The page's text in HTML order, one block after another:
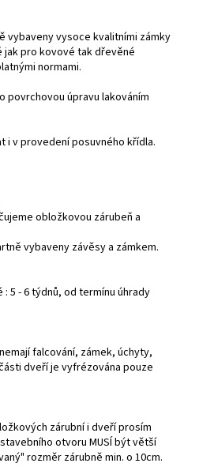
vybaveny vysoce kvalitními zámky
jak pro kovové tak dřevěné
normami.
povrchovou úpravu lakováním
i v provedení posuvného křídla.
obložkovou zárubeň a
vybaveny závěsy a zámkem.
5 - 6 týdnů, od termínu úhrady
falcování, zámek, úchyty,
dveří je vyfrézována pouze
zárubní i dveří prosím
otvoru MUSÍ být větší
rozměr zárubně min. o 10cm.